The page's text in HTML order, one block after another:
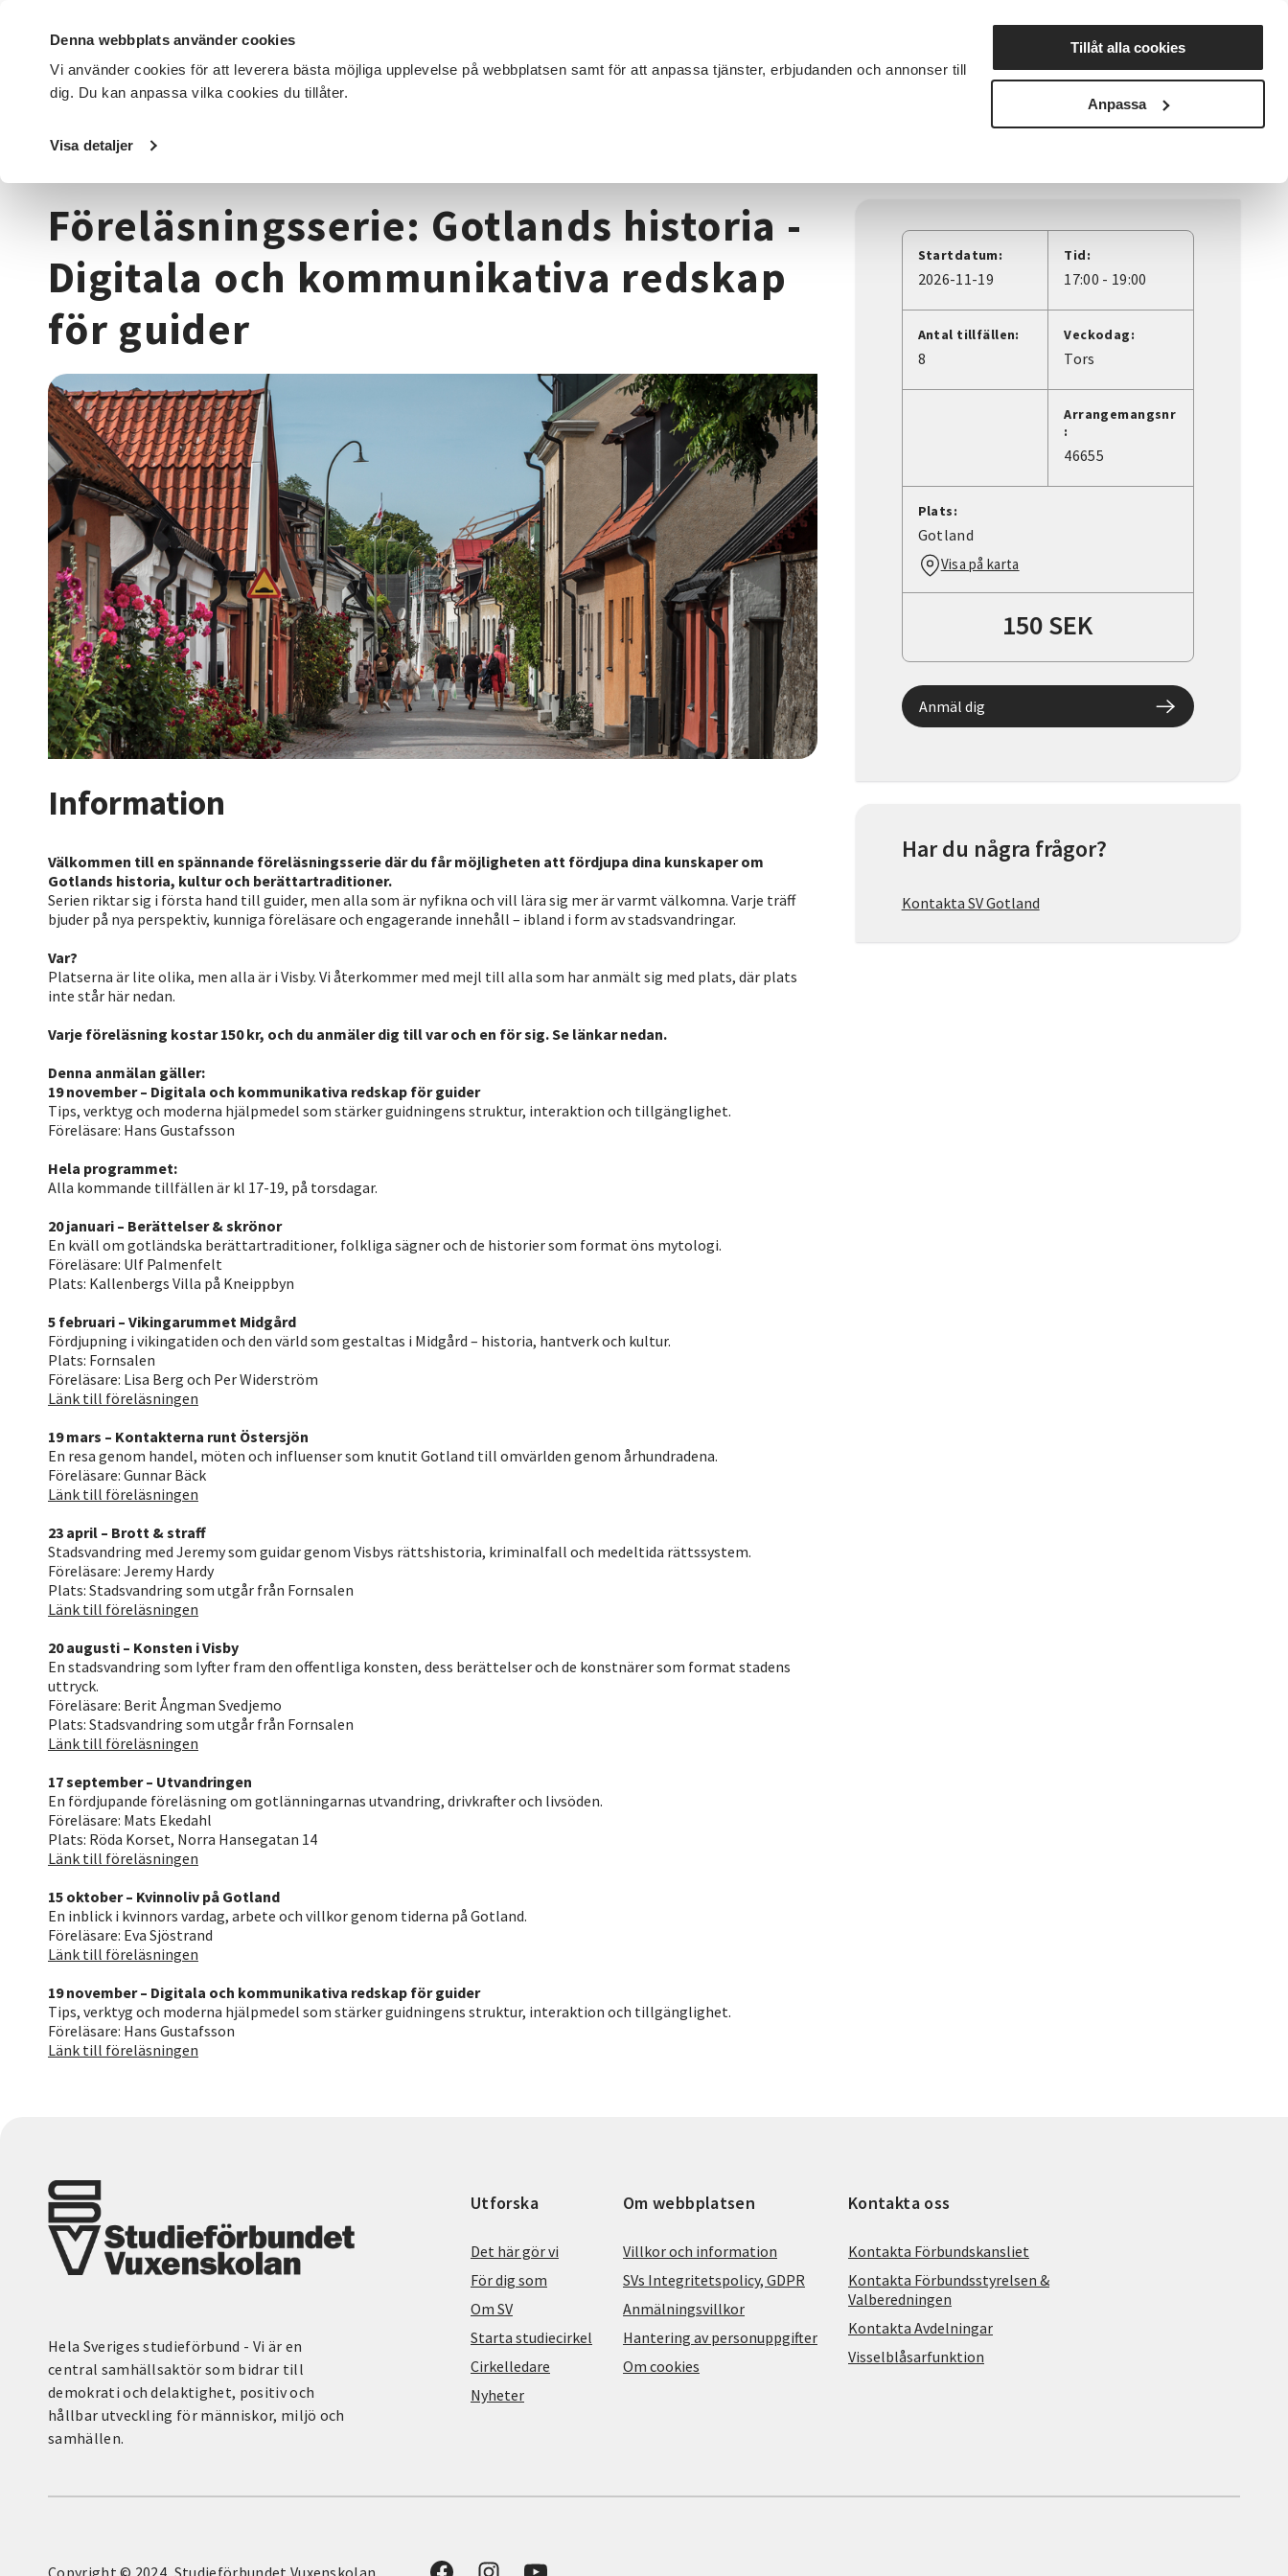
Denna webbplats använder cookies
Vi använder cookies för att leverera bästa möjliga upplevelse på webbplatsen samt för att anpassa tjänster, erbjudanden och annonser till
dig. Du kan anpassa vilka cookies du tillåter.
Visa detaljer
Tillåt alla cookies
Anpassa
DET HÄR GÖR VI FÖR DIG SOM SÖK KURSER OCH EVENEMANG Nyheter Avdelningar
Startsida / Kurser och evenemang
Föreläsningsserie: Gotlands historia -
Digitala och kommunikativa redskap
för guider
Information
Välkommen till en spännande föreläsningsserie där du får möjligheten att fördjupa dina kunskaper om
Gotlands historia, kultur och berättartraditioner.
Serien riktar sig i första hand till guider, men alla som är nyfikna och vill lära sig mer är varmt välkomna. Varje träff
bjuder på nya perspektiv, kunniga föreläsare och engagerande innehåll – ibland i form av stadsvandringar.
Var?
Platserna är lite olika, men alla är i Visby. Vi återkommer med mejl till alla som har anmält sig med plats, där plats
inte står här nedan.
Varje föreläsning kostar 150 kr, och du anmäler dig till var och en för sig. Se länkar nedan.
Denna anmälan gäller:
19 november – Digitala och kommunikativa redskap för guider
Tips, verktyg och moderna hjälpmedel som stärker guidningens struktur, interaktion och tillgänglighet.
Föreläsare: Hans Gustafsson
Hela programmet:
Alla kommande tillfällen är kl 17-19, på torsdagar.
20 januari – Berättelser & skrönor
En kväll om gotländska berättartraditioner, folkliga sägner och de historier som format öns mytologi.
Föreläsare: Ulf Palmenfelt
Plats: Kallenbergs Villa på Kneippbyn
5 februari – Vikingarummet Midgård
Fördjupning i vikingatiden och den värld som gestaltas i Midgård – historia, hantverk och kultur.
Plats: Fornsalen
Föreläsare: Lisa Berg och Per Widerström
Länk till föreläsningen
19 mars – Kontakterna runt Östersjön
En resa genom handel, möten och influenser som knutit Gotland till omvärlden genom århundradena.
Föreläsare: Gunnar Bäck
Länk till föreläsningen
23 april – Brott & straff
Stadsvandring med Jeremy som guidar genom Visbys rättshistoria, kriminalfall och medeltida rättssystem.
Föreläsare: Jeremy Hardy
Plats: Stadsvandring som utgår från Fornsalen
Länk till föreläsningen
20 augusti – Konsten i Visby
En stadsvandring som lyfter fram den offentliga konsten, dess berättelser och de konstnärer som format stadens
uttryck.
Föreläsare: Berit Ångman Svedjemo
Plats: Stadsvandring som utgår från Fornsalen
Länk till föreläsningen
17 september – Utvandringen
En fördjupande föreläsning om gotlänningarnas utvandring, drivkrafter och livsöden.
Föreläsare: Mats Ekedahl
Plats: Röda Korset, Norra Hansegatan 14
Länk till föreläsningen
15 oktober – Kvinnoliv på Gotland
En inblick i kvinnors vardag, arbete och villkor genom tiderna på Gotland.
Föreläsare: Eva Sjöstrand
Länk till föreläsningen
19 november – Digitala och kommunikativa redskap för guider
Tips, verktyg och moderna hjälpmedel som stärker guidningens struktur, interaktion och tillgänglighet.
Föreläsare: Hans Gustafsson
Länk till föreläsningen
Startdatum:
2026-11-19
Tid:
17:00 - 19:00
Antal tillfällen:
8
Veckodag:
Tors
Arrangemangsnr
:
46655
Plats:
Gotland
Visa på karta
150 SEK
Anmäl dig
Har du några frågor?
Kontakta SV Gotland
Hela Sveriges studieförbund - Vi är en
central samhällsaktör som bidrar till
demokrati och delaktighet, positiv och
hållbar utveckling för människor, miljö och
samhällen.
Utforska
Det här gör vi
För dig som
Om SV
Starta studiecirkel
Cirkelledare
Nyheter
Om webbplatsen
Villkor och information
SVs Integritetspolicy, GDPR
Anmälningsvillkor
Hantering av personuppgifter
Om cookies
Kontakta oss
Kontakta Förbundskansliet
Kontakta Förbundsstyrelsen &
Valberedningen
Kontakta Avdelningar
Visselblåsarfunktion
Copyright © 2024, Studieförbundet Vuxenskolan